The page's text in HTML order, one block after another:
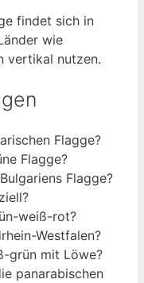
findet sich in
wie
vertikal nutzen.
Flagge?
Flagge?
Flagge?
weiß-rot?
Westfalen?
grün mit Löwe?
panarabischen